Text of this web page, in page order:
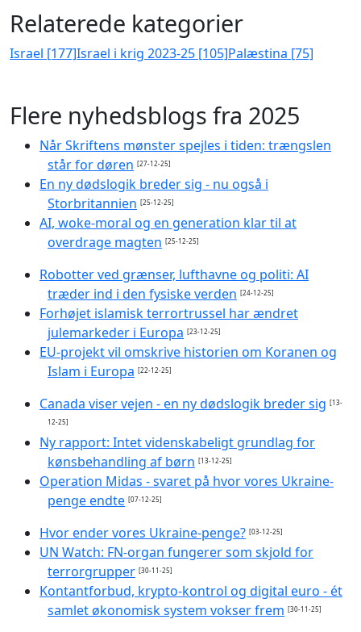
Relaterede kategorier
Israel [177]Israel i krig 2023-25 [105]Palæstina [75]
Flere nyhedsblogs fra 2025
Når Skriftens mønster spejles i tiden: trængslen
står for døren [27-12-25]
En ny dødslogik breder sig - nu også i
Storbritannien [25-12-25]
AI, woke-moral og en generation klar til at
overdrage magten [25-12-25]
Robotter ved grænser, lufthavne og politi: AI
træder ind i den fysiske verden [24-12-25]
Forhøjet islamisk terrortrussel har ændret
julemarkeder i Europa [23-12-25]
EU-projekt vil omskrive historien om Koranen og
Islam i Europa [22-12-25]
Canada viser vejen - en ny dødslogik breder sig [13-
12-25]
Ny rapport: Intet videnskabeligt grundlag for
kønsbehandling af børn [13-12-25]
Operation Midas - svaret på hvor vores Ukraine-
penge endte [07-12-25]
Hvor ender vores Ukraine-penge? [03-12-25]
UN Watch: FN-organ fungerer som skjold for
terrorgrupper [30-11-25]
Kontantforbud, krypto-kontrol og digital euro - ét
samlet økonomisk system vokser frem [30-11-25]